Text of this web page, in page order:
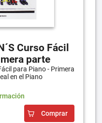
Curso Fácil
parte
para Piano - Primera
en el Piano
Comprar